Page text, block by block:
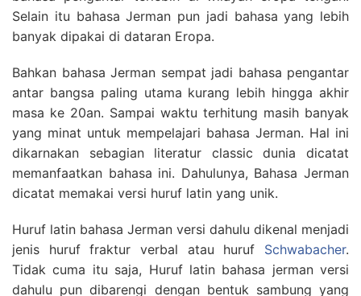
Selain itu bahasa Jerman pun jadi bahasa yang lebih
banyak dipakai di dataran Eropa.
Bahkan bahasa Jerman sempat jadi bahasa pengantar
antar bangsa paling utama kurang lebih hingga akhir
masa ke 20an. Sampai waktu terhitung masih banyak
yang minat untuk mempelajari bahasa Jerman. Hal ini
dikarnakan sebagian literatur classic dunia dicatat
memanfaatkan bahasa ini. Dahulunya, Bahasa Jerman
dicatat memakai versi huruf latin yang unik.
Huruf latin bahasa Jerman versi dahulu dikenal menjadi
jenis huruf fraktur verbal atau huruf Schwabacher.
Tidak cuma itu saja, Huruf latin bahasa jerman versi
dahulu pun dibarengi dengan bentuk sambung yang